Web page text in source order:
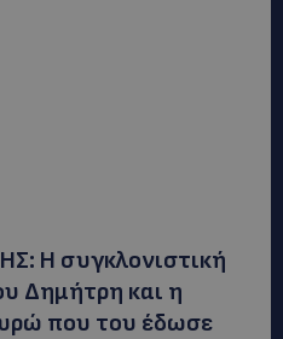
Η συγκλονιστική
Δημήτρη και η
που του έδωσε